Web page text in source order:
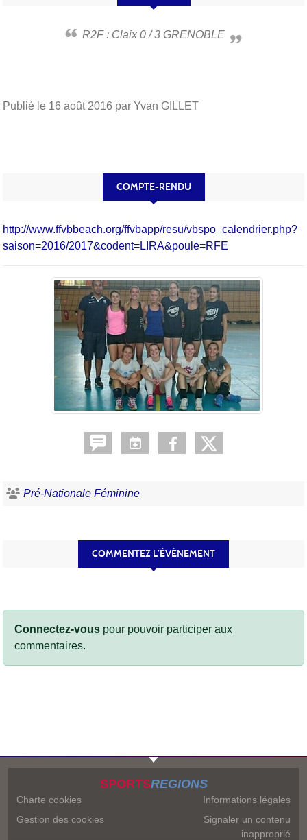
R2F : Claix 0 / 3 GRENOBLE
Publié le 16 août 2016 par Yvan GILLET
COMPTE-RENDU
http://www.ffvbbeach.org/ffvbapp/resu/vbspo_calendrier.php?
saison=2016/2017&codent=LIRA&poule=RFE
Pré-Nationale Féminine
COMMENTEZ L’ÉVÈNEMENT
Connectez-vous pour pouvoir participer aux
commentaires.
SPORTSREGIONS
Charte cookies
Gestion des cookies
Informations légales
Signaler un contenu
inapproprié